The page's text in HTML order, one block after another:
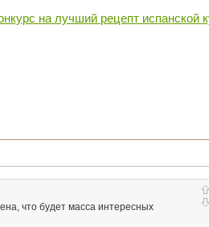
на лучший рецепт испанской
что будет масса интересных